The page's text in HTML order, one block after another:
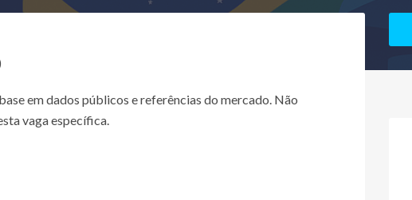
em dados públicos e referências do mercado. Não
vaga específica.